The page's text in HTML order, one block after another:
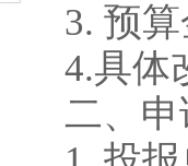
3. 预
4.具体
二、